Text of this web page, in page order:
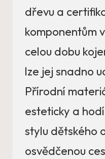
dřevu a
komponentům
celou dobu
lze jej snadno
Přírodní
esteticky a
stylu dětského
osvědčenou